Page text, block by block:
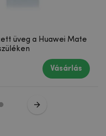
üveg a Huawei Mate
Vásárlás